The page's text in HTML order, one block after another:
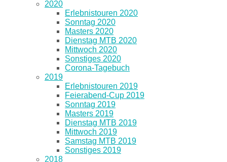
2020
Erlebnistouren 2020
Sonntag 2020
Masters 2020
Dienstag MTB 2020
Mittwoch 2020
Sonstiges 2020
Corona-Tagebuch
2019
Erlebnistouren 2019
Feierabend-Cup 2019
Sonntag 2019
Masters 2019
Dienstag MTB 2019
Mittwoch 2019
Samstag MTB 2019
Sonstiges 2019
2018